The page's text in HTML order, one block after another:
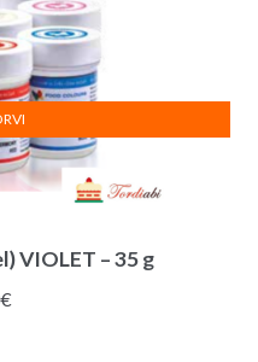
VIOLET – 35 g
€